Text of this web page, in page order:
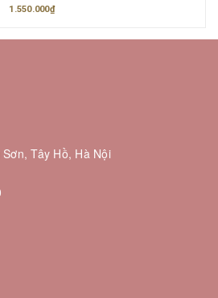
1.550.000₫
Tây Hồ, Hà Nội